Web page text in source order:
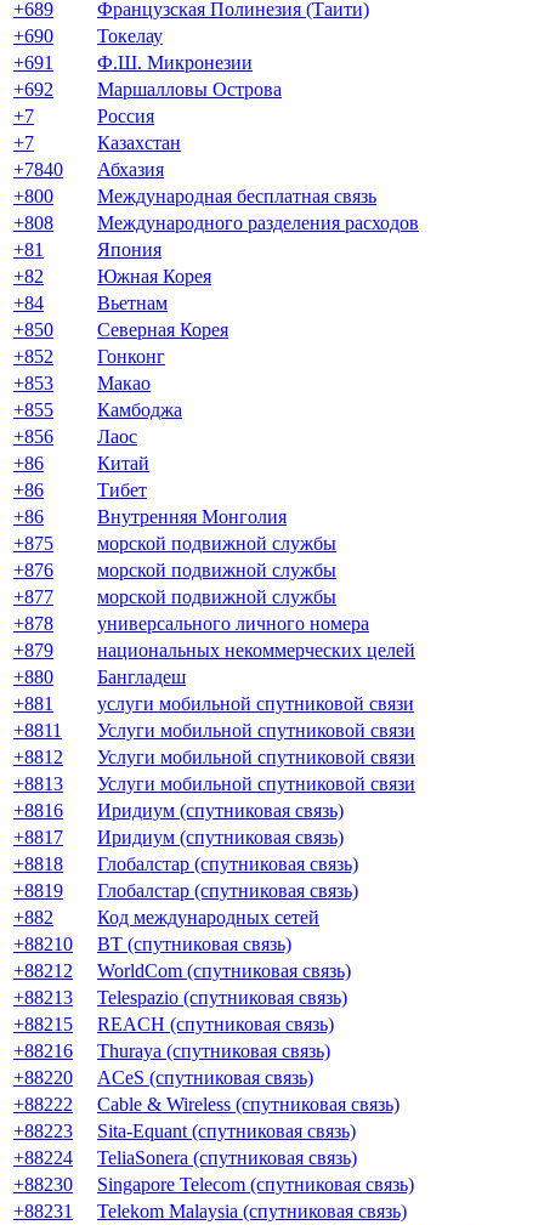
+689
Французская Полинезия (Таити)
+690
Токелау
+691
Ф.Ш. Микронезии
+692
Маршалловы Острова
+7
Россия
+7
Казахстан
+7840
Абхазия
+800
Международная бесплатная связь
+808
Международного разделения расходов
+81
Япония
+82
Южная Корея
+84
Вьетнам
+850
Северная Корея
+852
Гонконг
+853
Макао
+855
Камбоджа
+856
Лаос
+86
Китай
+86
Тибет
+86
Внутренняя Монголия
+875
морской подвижной службы
+876
морской подвижной службы
+877
морской подвижной службы
+878
универсального личного номера
+879
национальных некоммерческих целей
+880
Бангладеш
+881
услуги мобильной спутниковой связи
+8811
Услуги мобильной спутниковой связи
+8812
Услуги мобильной спутниковой связи
+8813
Услуги мобильной спутниковой связи
+8816
Иридиум (спутниковая связь)
+8817
Иридиум (спутниковая связь)
+8818
Глобалстар (спутниковая связь)
+8819
Глобалстар (спутниковая связь)
+882
Код международных сетей
+88210
BT (спутниковая связь)
+88212
WorldCom (спутниковая связь)
+88213
Telespazio (спутниковая связь)
+88215
REACH (спутниковая связь)
+88216
Thuraya (спутниковая связь)
+88220
ACeS (спутниковая связь)
+88222
Cable & Wireless (спутниковая связь)
+88223
Sita-Equant (спутниковая связь)
+88224
TeliaSonera (спутниковая связь)
+88230
Singapore Telecom (спутниковая связь)
+88231
Telekom Malaysia (спутниковая связь)